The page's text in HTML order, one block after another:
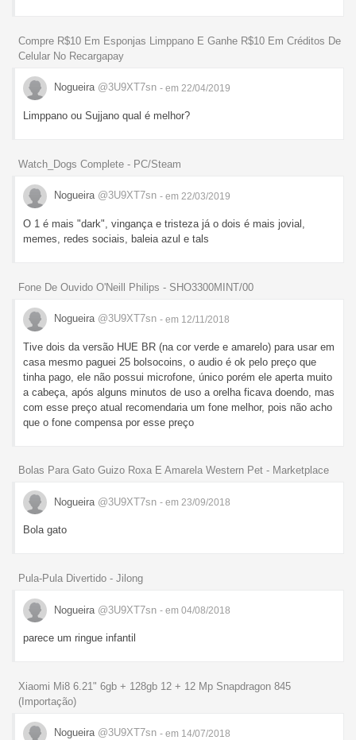
Compre R$10 Em Esponjas Limppano E Ganhe R$10 Em Créditos De
Celular No Recargapay
Nogueira @3U9XT7sn - em 22/04/2019
Limppano ou Sujjano qual é melhor?
Watch_Dogs Complete - PC/Steam
Nogueira @3U9XT7sn - em 22/03/2019
O 1 é mais "dark", vingança e tristeza já o dois é mais jovial,
memes, redes sociais, baleia azul e tals
Fone De Ouvido O'Neill Philips - SHO3300MINT/00
Nogueira @3U9XT7sn - em 12/11/2018
Tive dois da versão HUE BR (na cor verde e amarelo) para usar em
casa mesmo paguei 25 bolsocoins, o audio é ok pelo preço que
tinha pago, ele não possui microfone, único porém ele aperta muito
a cabeça, após alguns minutos de uso a orelha ficava doendo, mas
com esse preço atual recomendaria um fone melhor, pois não acho
que o fone compensa por esse preço
Bolas Para Gato Guizo Roxa E Amarela Western Pet - Marketplace
Nogueira @3U9XT7sn - em 23/09/2018
Bola gato
Pula-Pula Divertido - Jilong
Nogueira @3U9XT7sn - em 04/08/2018
parece um ringue infantil
Xiaomi Mi8 6.21" 6gb + 128gb 12 + 12 Mp Snapdragon 845
(Importação)
Nogueira @3U9XT7sn - em 14/07/2018